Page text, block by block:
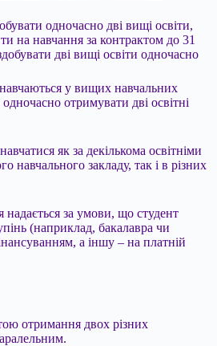
одночасно дві вищі освіти,
на навчання за контрактом до 31
дві вищі освіти одночасно
у вищих навчальних
отримувати дві освітні
як за декількома освітніми
навчального закладу, так і в різних
надається за умови, що студент
(наприклад, бакалавра чи
а іншу – на платній
отримання двох різних